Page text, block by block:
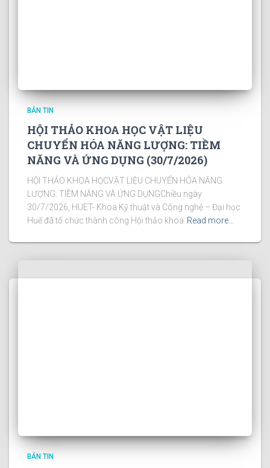
BẢN TIN
HỘI THẢO KHOA HỌC VẬT LIỆU
CHUYỂN HÓA NĂNG LƯỢNG: TIỀM
NĂNG VÀ ỨNG DỤNG (30/7/2026)
HỘI THẢO KHOA HỌCVẬT LIỆU CHUYỂN HÓA NĂNG
LƯỢNG: TIỀM NĂNG VÀ ỨNG DỤNGChiều ngày
30/7/2026, HUET- Khoa Kỹ thuật và Công nghệ – Đại học
Huế đã tổ chức thành công Hội thảo khoa Read more…
BẢN TIN